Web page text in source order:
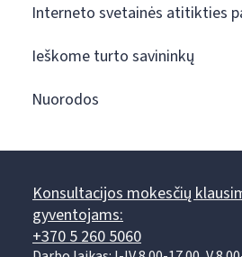
Interneto svetainės atitikties
Ieškome turto savininkų
Nuorodos
Konsultacijos mokesčių
gyventojams:
+370 5 260 5060